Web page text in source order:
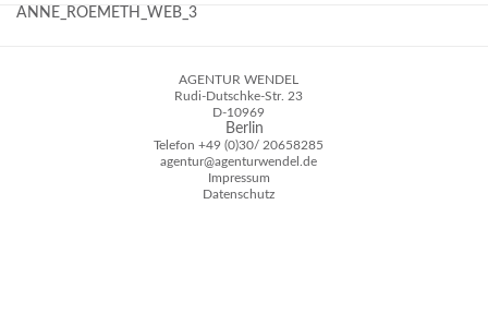
ANNE_ROEMETH_WEB_3
AGENTUR WENDEL
Rudi-Dutschke-Str. 23
D-10969
Berlin
Telefon +49 (0)30/ 20658285
agentur@agenturwendel.de
Impressum
Datenschutz